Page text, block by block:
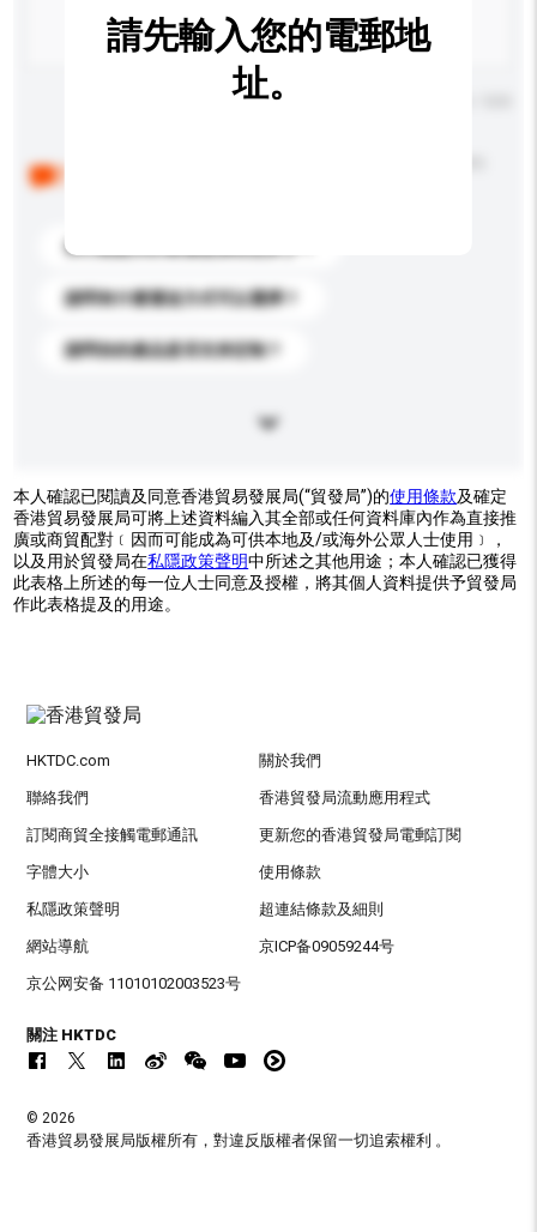
你們能提供的最優惠價格是多少？
請問有什麼運送方式可以選擇？
請問你的產品是否支持定制？
請先輸入您的電郵地
址。
本人確認已閱讀及同意香港貿易發展局(“貿發局”)的使用條款及確定
香港貿易發展局可將上述資料編入其全部或任何資料庫內作為直接推
廣或商貿配對﹝因而可能成為可供本地及/或海外公眾人士使用﹞，
以及用於貿發局在私隱政策聲明中所述之其他用途；本人確認已獲得
此表格上所述的每一位人士同意及授權，將其個人資料提供予貿發局
作此表格提及的用途。
HKTDC.com 關於我們
聯絡我們 香港貿發局流動應用程式
訂閱商貿全接觸電郵通訊 更新您的香港貿發局電郵訂閱
字體大小 使用條款
私隱政策聲明 超連結條款及細則
網站導航 京ICP备09059244号
京公网安备 11010102003523号
關注 HKTDC
© 2026
香港貿易發展局版權所有，對違反版權者保留一切追索權利 。